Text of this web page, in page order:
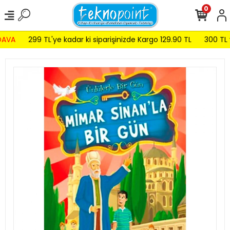
299 TL'ye kadar ki siparişinizde Kargo 129.90 TL 300 TL
0